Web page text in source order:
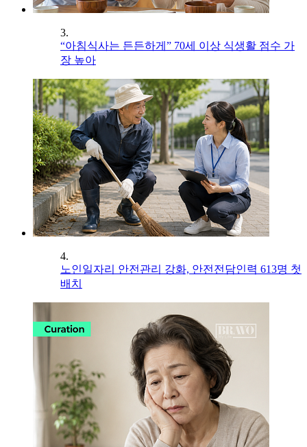
3.
“아침식사는 든든하게” 70세 이상 식생활 점수 가
장 높아
4.
노인일자리 안전관리 강화, 안전전담인력 613명 첫
배치